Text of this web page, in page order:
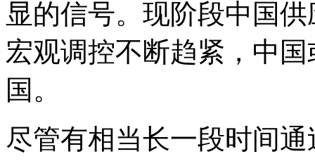
显的信号。现阶段中国
宏观调控不断趋紧，中
国。
尽管有相当长一段时间